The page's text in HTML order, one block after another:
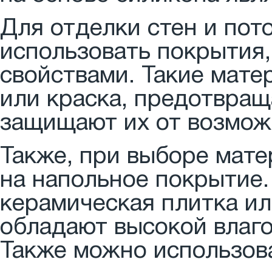
Для отделки стен и
использовать
свойствами. Такие
или краска,
защищают их от
Также, при выборе
на напольное
керамическая плитка
обладают высокой
Также можно